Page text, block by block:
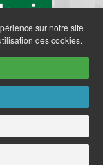
Accès restreint
sur notre site
des cookies.